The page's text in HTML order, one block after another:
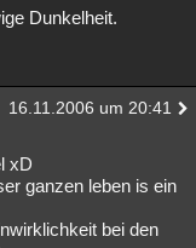
Dunkelheit.
16.11.2006 um 20:41
xD
ganzen leben is ein
bei den